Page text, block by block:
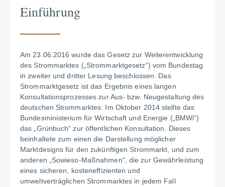
Einführung
Am 23.06.2016 wurde das Gesetz zur Weiterentwicklung
des Strommarktes („Strommarktgesetz“) vom Bundestag
in zweiter und dritter Lesung beschlossen. Das
Strommarktgesetz ist das Ergebnis eines langen
Konsultationsprozesses zur Aus- bzw. Neugestaltung des
deutschen Strommarktes: Im Oktober 2014 stellte das
Bundesministerium für Wirtschaft und Energie („BMWi“)
das „Grünbuch“ zur öffentlichen Konsultation. Dieses
beinhaltete zum einen die Darstellung möglicher
Marktdesigns für den zukünftigen Strommarkt, und zum
anderen „Sowieso-Maßnahmen“, die zur Gewährleistung
eines sicheren, kosteneffizienten und
umweltverträglichen Strommarktes in jedem Fall